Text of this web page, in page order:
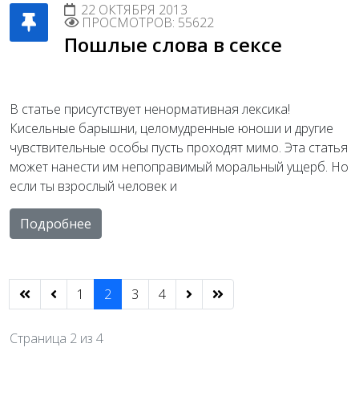
22 ОКТЯБРЯ 2013
ПРОСМОТРОВ: 55622
Пошлые слова в сексе
В статье присутствует ненормативная лексика!
Кисельные барышни, целомудренные юноши и другие
чувствительные особы пусть проходят мимо. Эта статья
может нанести им непоправимый моральный ущерб. Но
если ты взрослый человек и
Подробнее
1 2 3 4
Страница 2 из 4